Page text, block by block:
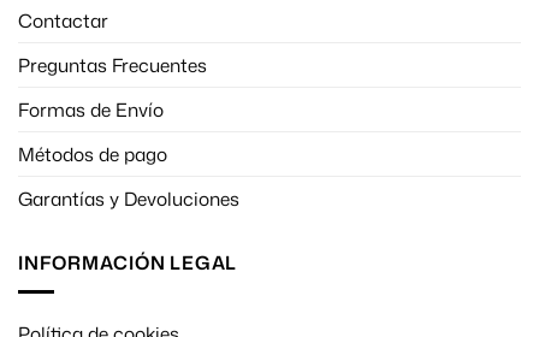
Contactar
Preguntas Frecuentes
Formas de Envío
Métodos de pago
Garantías y Devoluciones
INFORMACIÓN LEGAL